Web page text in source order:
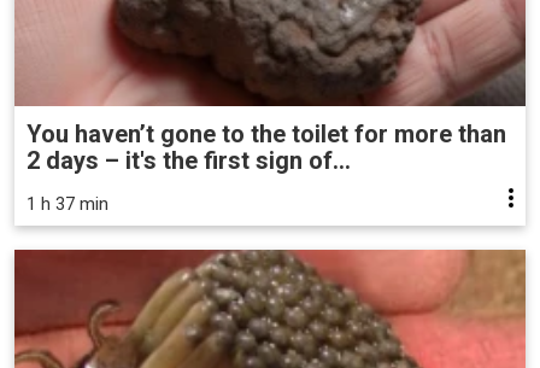
You haven’t gone to the toilet for more than
2 days – it's the first sign of...
1 h 37 min